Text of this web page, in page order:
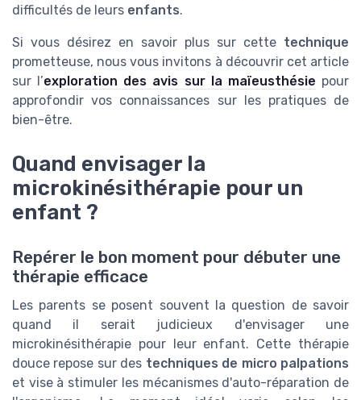
difficultés de leurs enfants.
Si vous désirez en savoir plus sur cette technique
prometteuse, nous vous invitons à découvrir cet article
sur l’exploration des avis sur la maïeusthésie pour
approfondir vos connaissances sur les pratiques de
bien-être.
Quand envisager la
microkinésithérapie pour un
enfant ?
Repérer le bon moment pour débuter une
thérapie efficace
Les parents se posent souvent la question de savoir
quand il serait judicieux d'envisager une
microkinésithérapie pour leur enfant. Cette thérapie
douce repose sur des techniques de micro palpations
et vise à stimuler les mécanismes d'auto-réparation de